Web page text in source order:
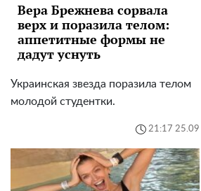
Вера Брежнева сорвала
верх и поразила телом:
аппетитные формы не
дадут уснуть
Украинская звезда поразила телом
молодой студентки.
21:17 25.09